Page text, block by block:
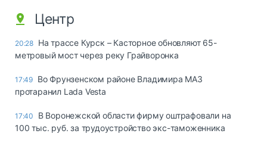
Центр
20:28 На трассе Курск – Касторное обновляют 65-
метровый мост через реку Грайворонка
17:49 Во Фрунзенском районе Владимира МАЗ
протаранил Lada Vesta
17:40
В Воронежской области фирму оштрафовали на
100 тыс. руб. за трудоустройство экс-таможенника